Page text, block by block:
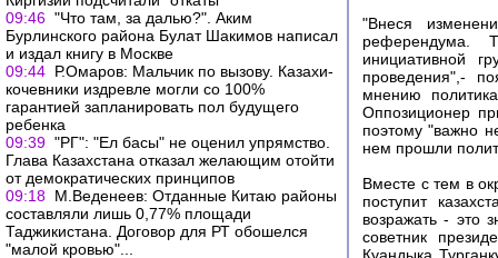
09:46 "Что там, за далью?". Аким
Бурлинского района Булат Шакимов написал
и издал книгу в Москве
09:44 Р.Омаров: Мальчик по вызову. Казахи-
кочевники издревле могли со 100%
гарантией запланировать пол будущего
ребенка
09:39 "РГ": "Ел басы" не оценил упрямство.
Глава Казахстана отказал желающим отойти
от демократических принципов
09:18 М.Веденеев: Отданные Китаю районы
составляли лишь 0,77% площади
Таджикистана. Договор для РТ обошелся
"малой кровью"...
"Внеся
референдума.
инициативной
проведения",-
мнению
Оппозиционер
поэтому "важно
нем прошли
Вместе с тем в
поступит
возражать - это
советник